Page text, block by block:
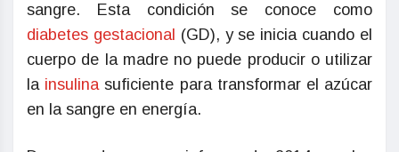
sangre. Esta condición se conoce como
diabetes gestacional (GD), y se inicia cuando el
cuerpo de la madre no puede producir o utilizar
la insulinasuficiente para transformar el azúcar
en la sangre en energía.